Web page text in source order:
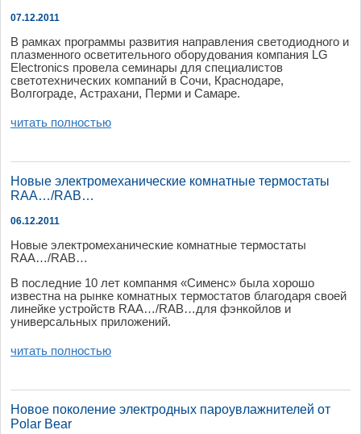
07.12.2011
В рамках программы развития направления светодиодного и
плазменного осветительного оборудования компания LG
Electronics провела семинары для специалистов
светотехнических компаний в Сочи, Краснодаре,
Волгограде, Астрахани, Перми и Самаре.
читать полностью
Новые электромеханические комнатные термостаты
RAA…/RAB…
06.12.2011
Новые электромеханические комнатные термостаты
RAA…/RAB…
В последние 10 лет компанмя «Сименс» была хорошо
известна на рынке комнатных термостатов благодаря своей
линейке устройств RAA…/RAB…для фэнкойлов и
универсальных приложений.
читать полностью
Новое поколение электродных пароувлажнителей от
Polar Bear